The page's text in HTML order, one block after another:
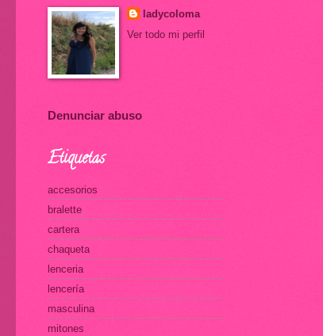
ladycoloma
Ver todo mi perfil
Denunciar abuso
Etiquetas
accesorios
bralette
cartera
chaqueta
lenceria
lencería
masculina
mitones